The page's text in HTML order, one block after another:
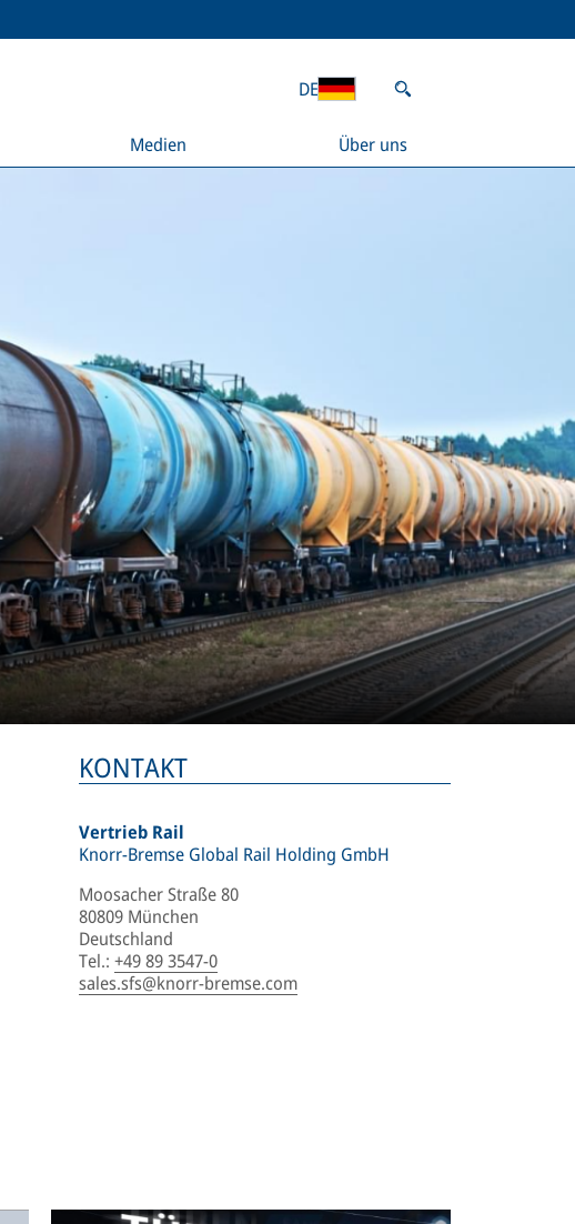
Medien Über uns
DE
KONTAKT
Vertrieb Rail
Knorr-Bremse Global Rail Holding GmbH
Moosacher Straße 80
80809 München
Deutschland
Tel.: +49 89 3547-0
sales.sfs@knorr-bremse.com